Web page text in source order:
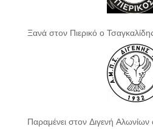
Ξανά στον Πιερικό ο
Παραμένει στον Διγενή